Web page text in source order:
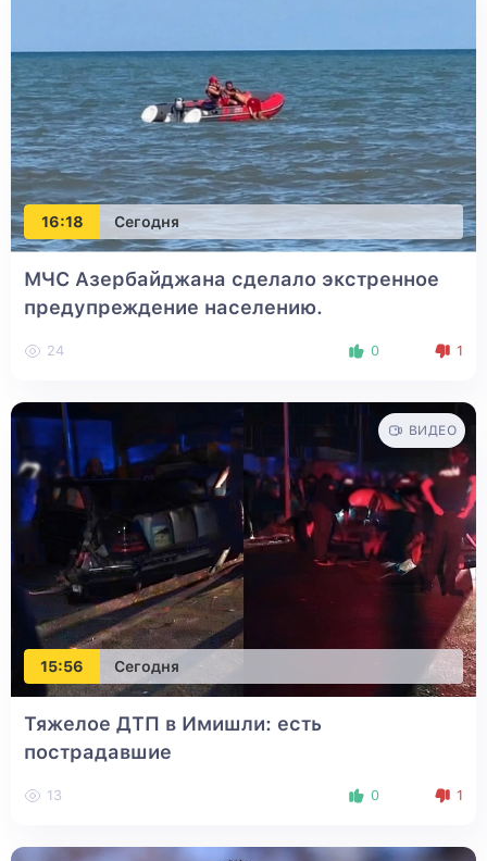
16:18 Сегодня
МЧС Азербайджана сделало экстренное
предупреждение населению.
24 0 1
15:56 Сегодня
ВИДЕО
Тяжелое ДТП в Имишли: есть
пострадавшие
13 0 1